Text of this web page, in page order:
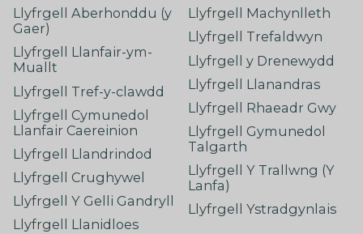
Llyfrgell Aberhonddu (y
Gaer)
Llyfrgell Llanfair-ym-
Muallt
Llyfrgell Tref-y-clawdd
Llyfrgell Cymunedol
Llanfair Caereinion
Llyfrgell Llandrindod
Llyfrgell Crughywel
Llyfrgell Y Gelli Gandryll
Llyfrgell Llanidloes
Llyfrgell Machynlleth
Llyfrgell Trefaldwyn
Llyfrgell y Drenewydd
Llyfrgell Llanandras
Llyfrgell Rhaeadr Gwy
Llyfrgell Gymunedol
Talgarth
Llyfrgell Y Trallwng (Y
Lanfa)
Llyfrgell Ystradgynlais